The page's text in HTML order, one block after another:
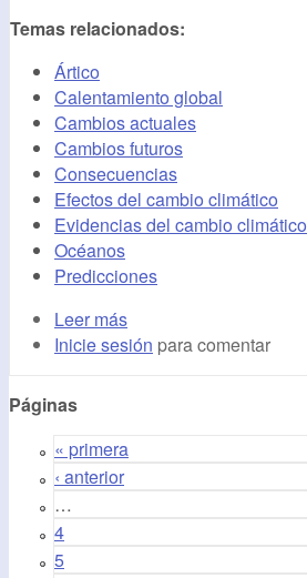
Temas relacionados:
Ártico
Calentamiento global
Cambios actuales
Cambios futuros
Consecuencias
Efectos del cambio climático
Evidencias del cambio climático
Océanos
Predicciones
Leer más
Inicie sesión para comentar
Páginas
« primera
‹ anterior
…
4
5